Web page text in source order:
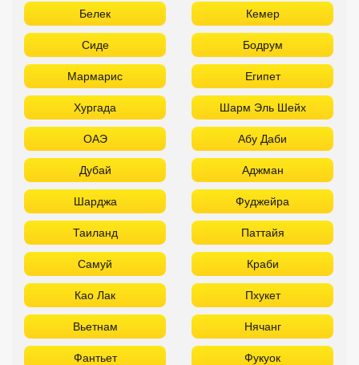
Белек Кемер
Сиде Бодрум
Мармарис Египет
Хургада Шарм Эль Шейх
ОАЭ Абу Даби
Дубай Аджман
Шарджа Фуджейра
Таиланд Паттайя
Самуй Краби
Као Лак Пхукет
Вьетнам Нячанг
Фантьет Фукуок